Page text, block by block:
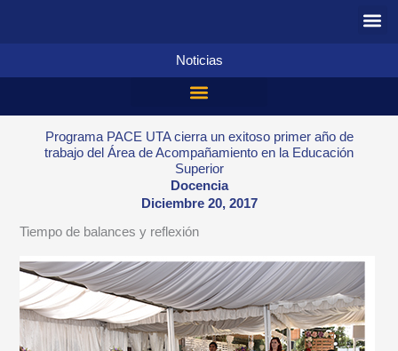
Noticias
Programa PACE UTA cierra un exitoso primer año de
trabajo del Área de Acompañamiento en la Educación
Superior
Docencia
Diciembre 20, 2017
Tiempo de balances y reflexión